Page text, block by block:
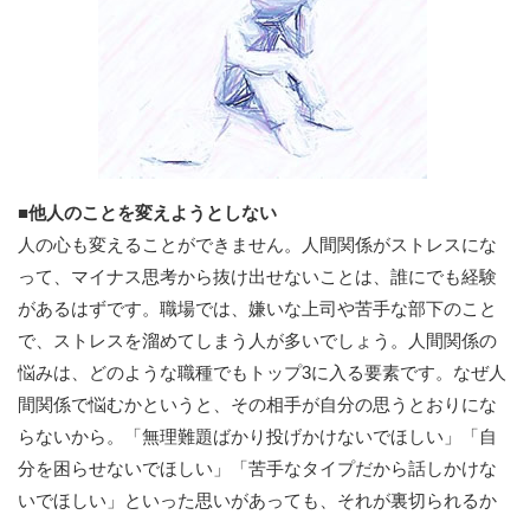
■他人のことを変えようとしない
人の心も変えることができません。人間関係がストレスにな
って、マイナス思考から抜け出せないことは、誰にでも経験
があるはずです。職場では、嫌いな上司や苦手な部下のこと
で、ストレスを溜めてしまう人が多いでしょう。人間関係の
悩みは、どのような職種でもトップ3に入る要素です。なぜ人
間関係で悩むかというと、その相手が自分の思うとおりにな
らないから。「無理難題ばかり投げかけないでほしい」「自
分を困らせないでほしい」「苦手なタイプだから話しかけな
いでほしい」といった思いがあっても、それが裏切られるか